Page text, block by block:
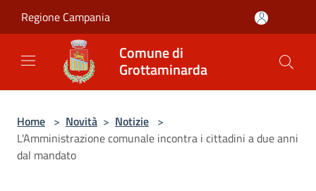
Regione Campania
Comune di
Grottaminarda
Home > Novità > Notizie >
L'Amministrazione comunale incontra i cittadini a due anni
dal mandato